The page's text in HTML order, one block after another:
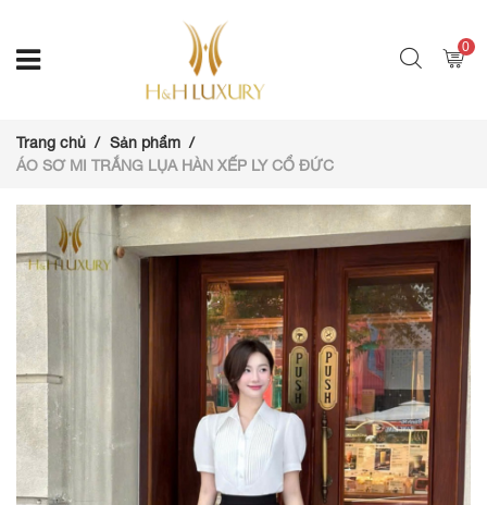
0
Trang chủ
Sản phẩm
ÁO SƠ MI TRẮNG LỤA HÀN XẾP LY CỔ ĐỨC